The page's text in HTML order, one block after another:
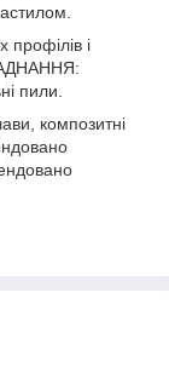
і
пили.
композитні